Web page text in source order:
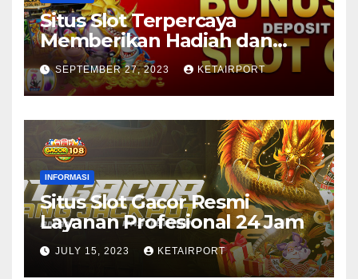
Situs Slot Terpercaya
Memberikan Hadiah dan
Bonus Menggiurkan
SEPTEMBER 27, 2023 KETAIRPORT
INFORMASI
Situs Slot Gacor Resmi
Layanan Profesional 24 Jam
JULY 15, 2023 KETAIRPORT